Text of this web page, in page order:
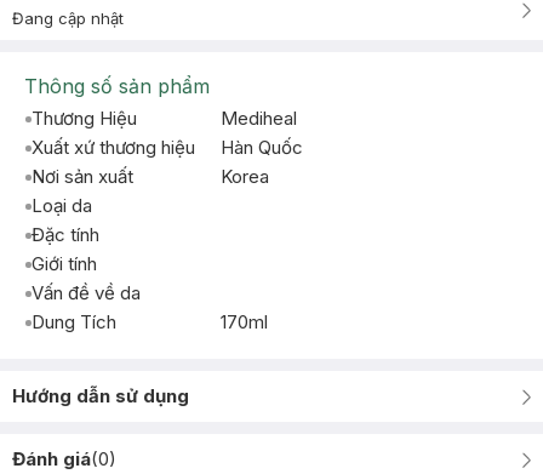
Đang cập nhật
Thông số sản phẩm
Thương Hiệu
Mediheal
Xuất xứ thương hiệu
Hàn Quốc
Nơi sản xuất
Korea
Loại da
Đặc tính
Giới tính
Vấn đề về da
Dung Tích
170ml
Hướng dẫn sử dụng
Đánh giá(0)